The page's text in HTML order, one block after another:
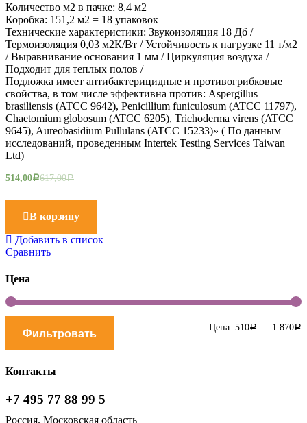
Количество м2 в пачке: 8,4 м2
Коробка: 151,2 м2 = 18 упаковок
Технические характеристики: Звукоизоляция 18 Дб /
Термоизоляция 0,03 м2К/Вт / Устойчивость к нагрузке 11 т/м2
/ Выравнивание основания 1 мм / Циркуляция воздуха /
Подходит для теплых полов /
Подложка имеет антибактерицидные и противогрибковые
свойства, в том числе эффективна против: Aspergillus
brasiliensis (ATCC 9642), Penicillium funiculosum (ATCC 11797),
Chaetomium globosum (ATCC 6205), Trichoderma virens (ATCC
9645), Aureobasidium Pullulans (ATCC 15233)» ( По данным
исследований, проведенным Intertek Testing Services Taiwan
Ltd)
514,00Р617,00Р
В корзину
Добавить в список
Сравнить
Цена
Фильтровать Цена: 510Р — 1 870Р
Контакты
+7 495 77 88 99 5
Россия. Московская область